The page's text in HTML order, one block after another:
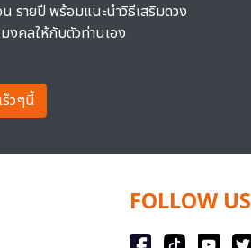
รายปี พร้อมแนะนำวิธีเสริมดวง
งคลให้กับตัวท่านเอง
วๆนี้
FOLLOW US